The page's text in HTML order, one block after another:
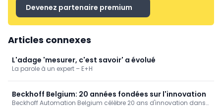
Devenez partenaire premium
Articles connexes
L'adage 'mesurer, c'est savoir' a évolué
La parole à un expert – E+H
Beckhoff Belgium: 20 années fondées sur l'innovation
Beckhoff Automation Belgium célèbre 20 ans d'innovation dans